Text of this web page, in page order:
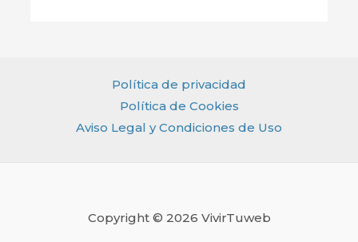
Política de privacidad
Política de Cookies
Aviso Legal y Condiciones de Uso
Copyright © 2026 VivirTuweb